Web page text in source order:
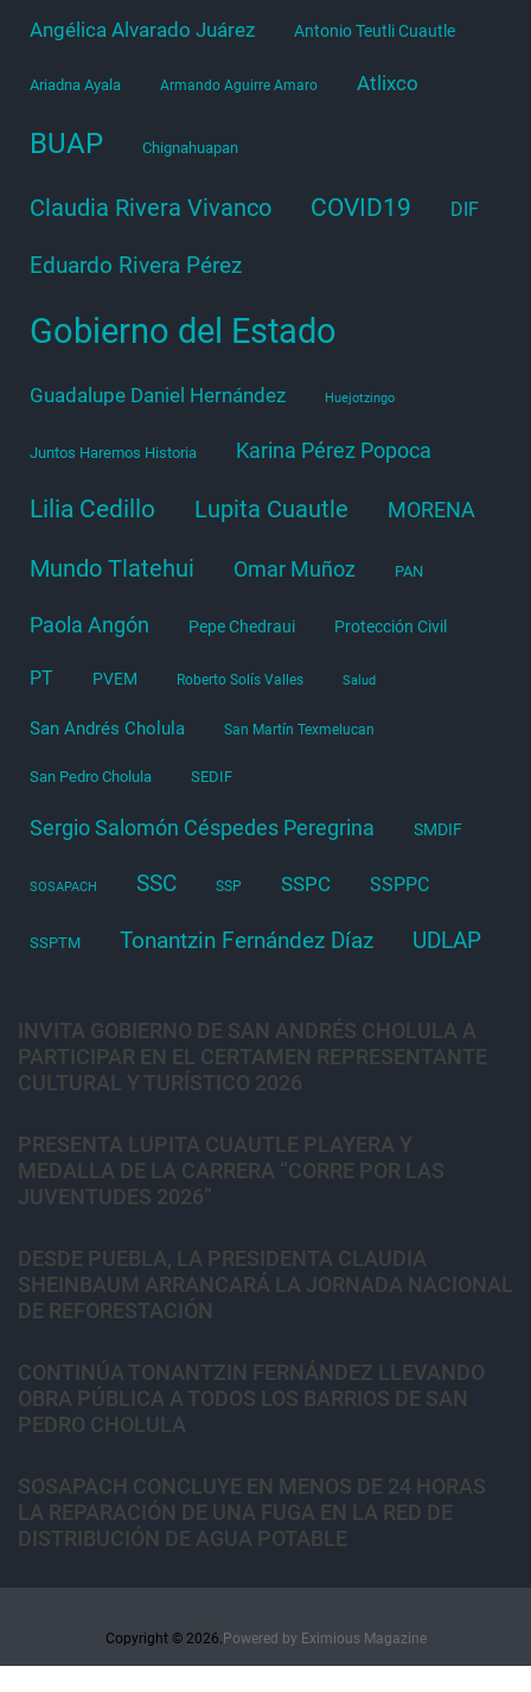
Angélica Alvarado Juárez Antonio Teutli Cuautle
Ariadna Ayala Armando Aguirre Amaro Atlixco
BUAP Chignahuapan
Claudia Rivera Vivanco COVID19 DIF
Eduardo Rivera Pérez
Gobierno del Estado
Guadalupe Daniel Hernández Huejotzingo
Juntos Haremos Historia Karina Pérez Popoca
Lilia Cedillo Lupita Cuautle MORENA
Mundo Tlatehui Omar Muñoz PAN
Paola Angón Pepe Chedraui Protección Civil
PT PVEM Roberto Solís Valles Salud
San Andrés Cholula San Martín Texmelucan
San Pedro Cholula SEDIF
Sergio Salomón Céspedes Peregrina SMDIF
SOSAPACH SSC SSP SSPC SSPPC
SSPTM Tonantzin Fernández Díaz UDLAP
INVITA GOBIERNO DE SAN ANDRÉS CHOLULA A
PARTICIPAR EN EL CERTAMEN REPRESENTANTE
CULTURAL Y TURÍSTICO 2026
PRESENTA LUPITA CUAUTLE PLAYERA Y
MEDALLA DE LA CARRERA “CORRE POR LAS
JUVENTUDES 2026”
DESDE PUEBLA, LA PRESIDENTA CLAUDIA
SHEINBAUM ARRANCARÁ LA JORNADA NACIONAL
DE REFORESTACIÓN
CONTINÚA TONANTZIN FERNÁNDEZ LLEVANDO
OBRA PÚBLICA A TODOS LOS BARRIOS DE SAN
PEDRO CHOLULA
SOSAPACH CONCLUYE EN MENOS DE 24 HORAS
LA REPARACIÓN DE UNA FUGA EN LA RED DE
DISTRIBUCIÓN DE AGUA POTABLE
Copyright © 2026. Powered by Eximious Magazine